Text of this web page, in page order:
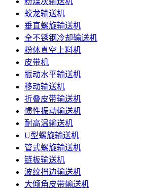
蛟龙输送机
垂直螺旋输送机
全不锈钢冷却输送机
粉体真空上料机
皮带机
振动水平输送机
移动输送机
折叠皮带输送机
惯性振动输送机
耐高温输送机
U型螺旋输送机
管式螺旋输送机
链板输送机
波纹挡边输送机
大倾角皮带输送机